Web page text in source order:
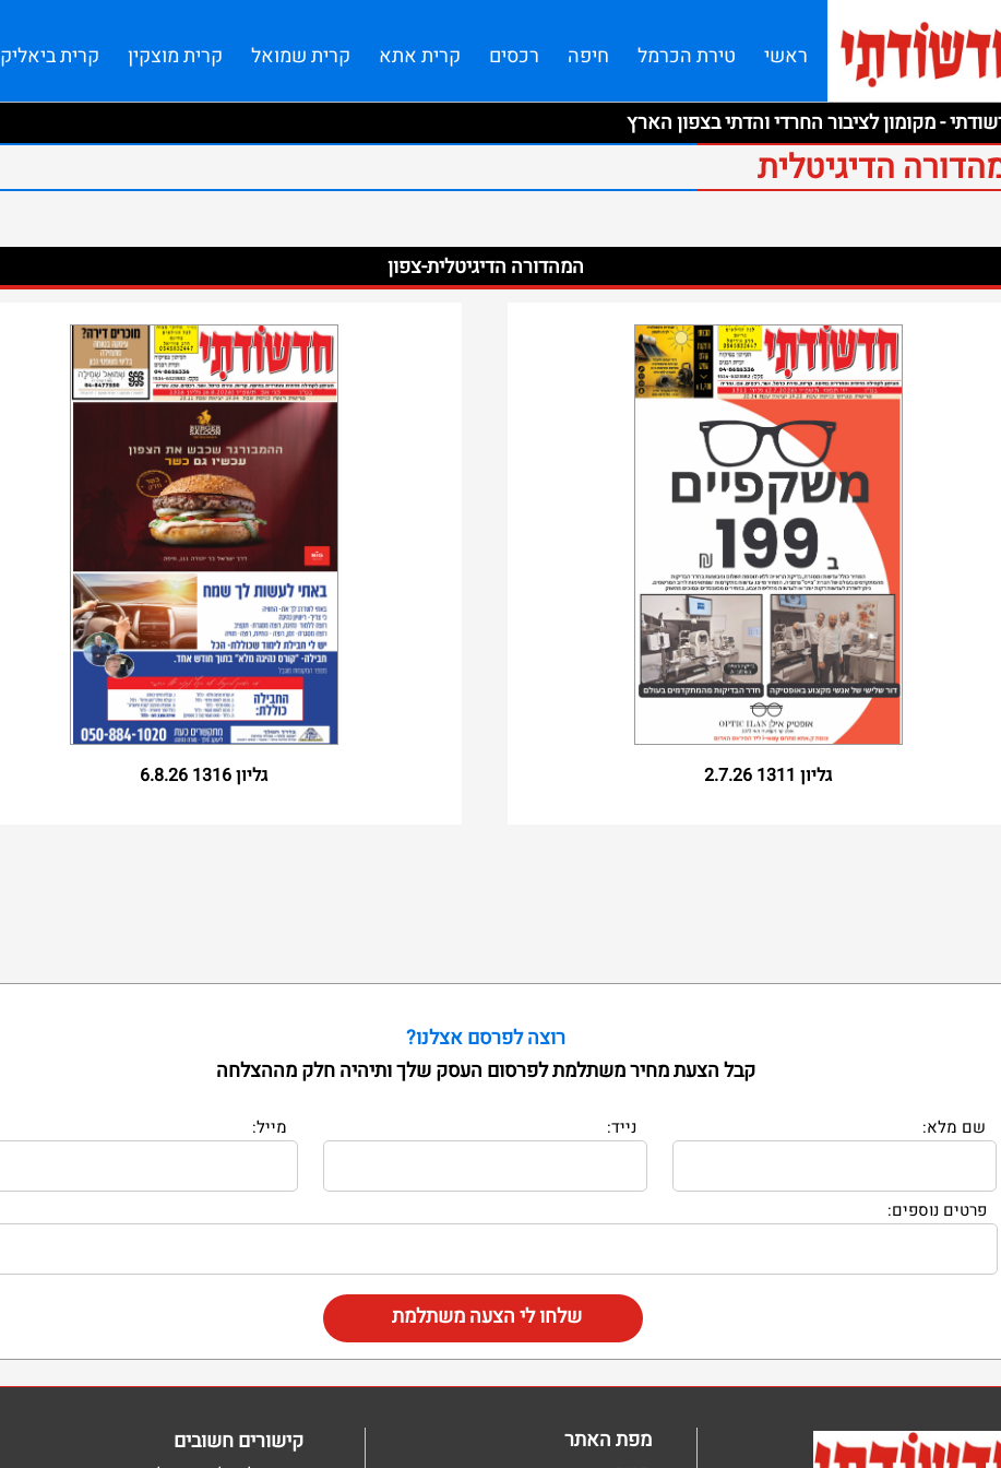
הדיגיטלית
גליון 1316 6.8.26 גליון 1311 2.7.26
המהדורה הדיגיטלית-צפון ​
שלחו לי הצעה משתלמת
שם מלא:
רוצה לפרסם אצלנו?
קבל הצעת מחיר משתלמת לפרסום העסק שלך ותיהיה חלק מההצלחה
נייד: מייל:
פרטים נוספים:
Month, DD, YYYY
Month, DD, YYYY
- מקומון לציבור החרדי והדתי בצפון הארץ
מפת האתר קישורים חשובים
ראשי טירת הכרמל חיפה רכסים קרית אתא קרית שמואל קרית מוצקין קרית ביאליק